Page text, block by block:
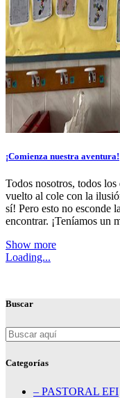
¡Comienza nuestra aventura!
Todos nosotros, todos
vuelto al cole con la
sí! Pero esto no esconde
encontrar. ¡Teníamos un
Show more
Loading...
Buscar
Search
for:
Categorías
– PASTORAL EFI